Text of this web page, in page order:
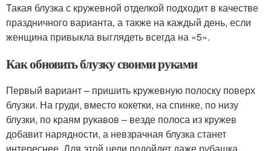
Такая блузка с кружевной отделкой подходит в качестве
праздничного варианта, а также на каждый день, если
женщина привыкла выглядеть всегда на «5».
Как обновить блузку своими руками
Первый вариант – пришить кружевную полоску поверх
блузки. На груди, вместо кокетки, на спинке, по низу
блузки, по краям рукавов – везде полоса из кружев
добавит нарядности, а невзрачная блузка станет